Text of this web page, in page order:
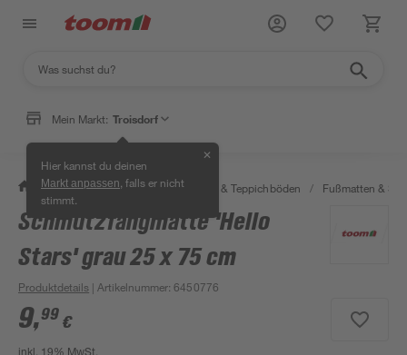
Mein Markt: Troisdorf
Hier kannst du deinen
Markt anpassen , falls er nicht
stimmt.
✕
/ Wohnen & Haushalt / Teppiche & Teppichböden / Fußmatten &
Schmutzfangmatte 'Hello
Stars' grau 25 x 75 cm
Produktdetails | Artikelnummer:6450776
9,99 €